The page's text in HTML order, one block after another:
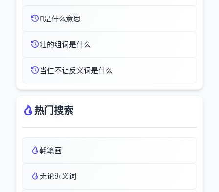
是什么意思
壮的组词是什么
当仁不让反义词是什么
热门搜索
軞笔画
无论近义词